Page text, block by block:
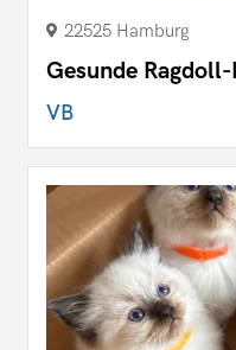
22525 Hamburg
Gesunde
VB